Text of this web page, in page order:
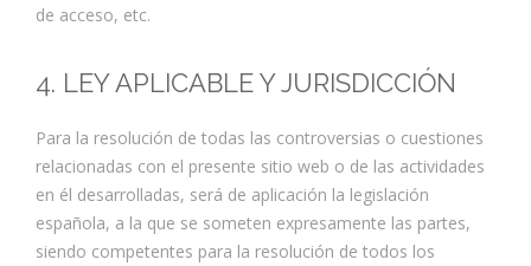
de acceso, etc.
4. LEY APLICABLE Y JURISDICCIÓN
Para la resolución de todas las controversias o cuestiones
relacionadas con el presente sitio web o de las actividades
en él desarrolladas, será de aplicación la legislación
española, a la que se someten expresamente las partes,
siendo competentes para la resolución de todos los